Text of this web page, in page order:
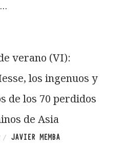
verano (VI):
los ingenuos y
de los 70 perdidos
de Asia
/ JAVIER MEMBA